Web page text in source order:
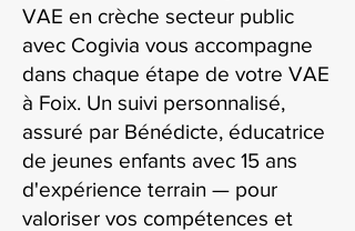
VAE en crèche secteur public
avec Cogivia vous accompagne
dans chaque étape de votre VAE
à Foix. Un suivi personnalisé,
assuré par Bénédicte, éducatrice
de jeunes enfants avec 15 ans
d'expérience terrain — pour
valoriser vos compétences et